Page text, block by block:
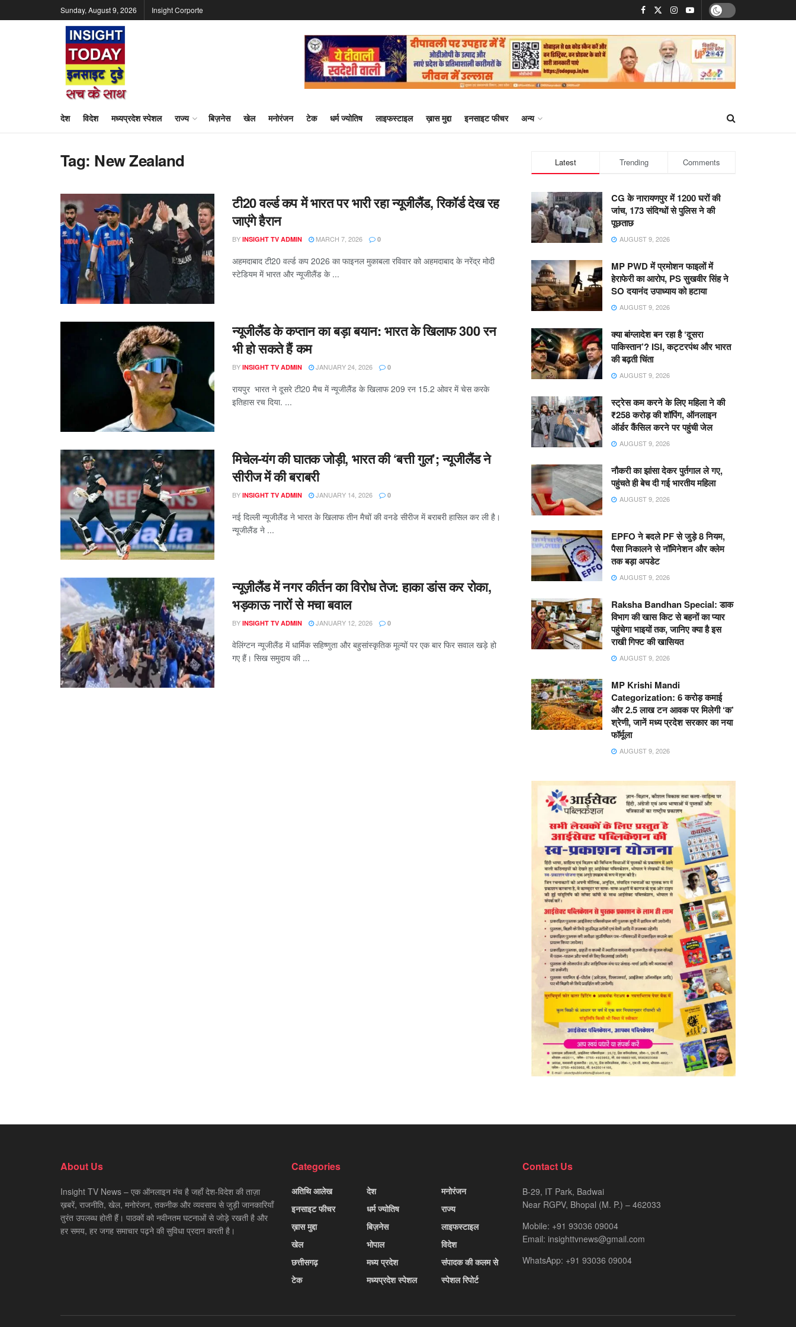
Sunday, August 9, 2026 Insight Corporte
देश विदेश मध्यप्रदेश स्पेशल राज्य बिज़नेस खेल मनोरंजन टेक धर्म ज्योतिष लाइफस्टाइल ख़ास मुद्दा इनसाइट फीचर अन्य
Tag: New Zealand
टी20 वर्ल्ड कप में भारत पर भारी रहा न्यूजीलैंड, रिकॉर्ड देख रह
जाएंगे हैरान
BY INSIGHT TV ADMIN MARCH 7, 2026 0
अहमदाबाद टी20 वर्ल्ड कप 2026 का फाइनल मुकाबला रविवार को अहमदाबाद के नरेंद्र मोदी
स्टेडियम में भारत और न्यूजीलैंड के ...
न्यूजीलैंड के कप्तान का बड़ा बयान: भारत के खिलाफ 300 रन
भी हो सकते हैं कम
BY INSIGHT TV ADMIN JANUARY 24, 2026 0
रायपुर भारत ने दूसरे टी20 मैच में न्यूजीलैंड के खिलाफ 209 रन 15.2 ओवर में चेस करके
इतिहास रच दिया. ...
मिचेल-यंग की घातक जोड़ी, भारत की ‘बत्ती गुल’; न्यूजीलैंड ने
सीरीज में की बराबरी
BY INSIGHT TV ADMIN JANUARY 14, 2026 0
नई दिल्ली न्यूजीलैंड ने भारत के खिलाफ तीन मैचों की वनडे सीरीज में बराबरी हासिल कर ली है।
न्यूजीलैंड ने ...
न्यूज़ीलैंड में नगर कीर्तन का विरोध तेज: हाका डांस कर रोका,
भड़काऊ नारों से मचा बवाल
BY INSIGHT TV ADMIN JANUARY 12, 2026 0
वेलिंग्टन न्यूजीलैंड में धार्मिक सहिष्णुता और बहुसांस्कृतिक मूल्यों पर एक बार फिर सवाल खड़े हो
गए हैं। सिख समुदाय की ...
Latest Trending Comments
CG के नारायणपुर में 1200 घरों की
जांच, 173 संदिग्धों से पुलिस ने की
पूछताछ
AUGUST 9, 2026
MP PWD में प्रमोशन फाइलों में
हेराफेरी का आरोप, PS सुखवीर सिंह ने
SO दयानंद उपाध्याय को हटाया
AUGUST 9, 2026
क्या बांग्लादेश बन रहा है ‘दूसरा
पाकिस्तान’? ISI, कट्टरपंथ और भारत
की बढ़ती चिंता
AUGUST 9, 2026
स्ट्रेस कम करने के लिए महिला ने की
₹258 करोड़ की शॉपिंग, ऑनलाइन
ऑर्डर कैंसिल करने पर पहुंची जेल
AUGUST 9, 2026
नौकरी का झांसा देकर पुर्तगाल ले गए,
पहुंचते ही बेच दी गई भारतीय महिला
AUGUST 9, 2026
EPFO ने बदले PF से जुड़े 8 नियम,
पैसा निकालने से नॉमिनेशन और क्लेम
तक बड़ा अपडेट
AUGUST 9, 2026
Raksha Bandhan Special: डाक
विभाग की खास किट से बहनों का प्यार
पहुंचेगा भाइयों तक, जानिए क्या है इस
राखी गिफ्ट की खासियत
AUGUST 9, 2026
MP Krishi Mandi
Categorization: 6 करोड़ कमाई
और 2.5 लाख टन आवक पर मिलेगी ‘क’
श्रेणी, जानें मध्य प्रदेश सरकार का नया
फॉर्मूला
AUGUST 9, 2026
About Us
Insight TV News – एक ऑनलाइन मंच है जहाँ देश-विदेश की ताज़ा
ख़बरें, राजनीति, खेल, मनोरंजन, तकनीक और व्यवसाय से जुड़ी जानकारियाँ
तुरंत उपलब्ध होती हैं। पाठकों को नवीनतम घटनाओं से जोड़े रखती है और
हर समय, हर जगह समाचार पढ़ने की सुविधा प्रदान करती है।
Categories
अतिथि आलेख
इनसाइट फीचर
ख़ास मुद्दा
खेल
छत्तीसगढ़
टेक
देश
धर्म ज्योतिष
बिज़नेस
भोपाल
मध्य प्रदेश
मध्यप्रदेश स्पेशल
मनोरंजन
राज्य
लाइफस्टाइल
विदेश
संपादक की कलम से
स्पेशल रिपोर्ट
Contact Us
B-29, IT Park, Badwai
Near RGPV, Bhopal (M. P.) – 462033
Mobile: +91 93036 09004
Email: insighttvnews@gmail.com
WhatsApp: +91 93036 09004